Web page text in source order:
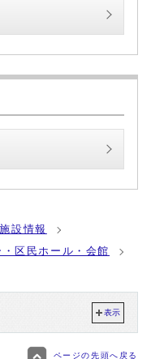
施設情報
区民ホール・会館
表示
ページの先頭へ戻る